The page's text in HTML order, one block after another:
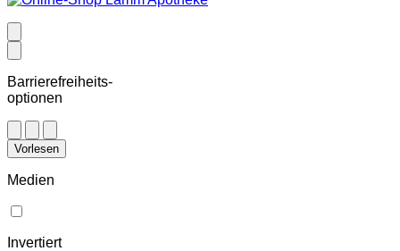
Barrierefreiheits-
optionen
Vorlesen
Medien
Invertiert